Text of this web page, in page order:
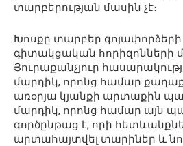
տարբերության մասին չէ։
Խոսքը տարբեր
գիտակցական հորիզոնների
Յուրաքանչյուր
մարդիկ, որոնց համար
առօրյա կյանքի արտաքին
մարդիկ, որոնց համար այն
գործընթաց է, որի
արտահայտվել տարիներ և